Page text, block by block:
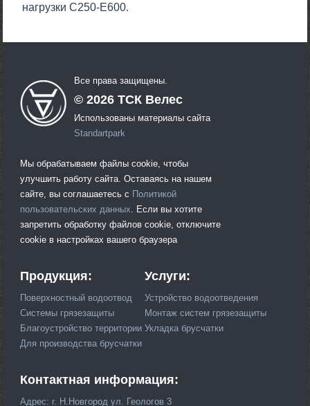
нагрузки С250-E600.
Все права защищены.
©2026 ТСК Велес
Использованы материалы сайта
Standartpark
Мы обрабатываем файлы cookie, чтобы
улучшить работу сайта. Оставаясь на нашем
сайте, вы соглашаетесь с Политикой
пользовательских данных . Если вы хотите
запретить обработку файлов cookie, отключите
cookie в настройках вашего браузера
Продукция:
Поверхностный водоотвод
Системы грязезащиты
Благоустройство территории
Для производства брусчатки
Услуги:
Устройство водоотведения
Монтаж систем грязезащиты
Укладка брусчатки
Контактная информация:
Адрес: г. Н.Новгород ул. Геологов 3